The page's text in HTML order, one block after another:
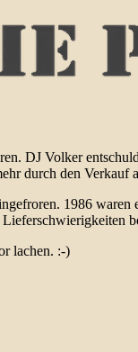
DJ Volker
durch den Verkauf
1986
lachen. :-)